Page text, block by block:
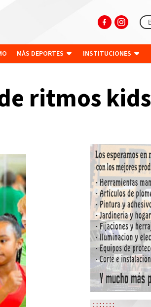
MÁS DEPORTES INSTITUCIONES
ritmos